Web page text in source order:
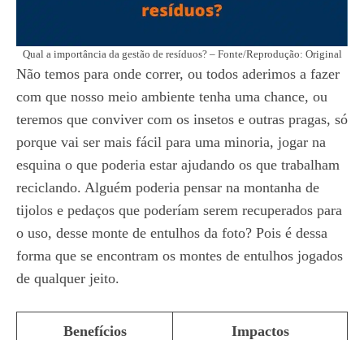
Qual a importância da gestão de resíduos? – Fonte/Reprodução: Original
Não temos para onde correr, ou todos aderimos a fazer
com que nosso meio ambiente tenha uma chance, ou
teremos que conviver com os insetos e outras pragas, só
porque vai ser mais fácil para uma minoria, jogar na
esquina o que poderia estar ajudando os que trabalham
reciclando. Alguém poderia pensar na montanha de
tijolos e pedaços que poderíam serem recuperados para
o uso, desse monte de entulhos da foto? Pois é dessa
forma que se encontram os montes de entulhos jogados
de qualquer jeito.
Benefícios Impactos